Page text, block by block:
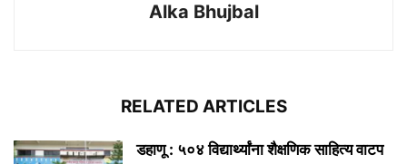
Alka Bhujbal
RELATED ARTICLES
डहाणू : ५०४ विद्यार्थ्यांना शैक्षणिक साहित्य वाटप